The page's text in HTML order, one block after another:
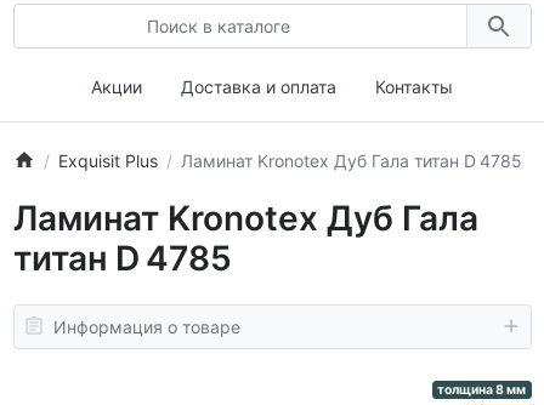
Акции Доставка и оплата Контакты
Exquisit Plus Ламинат Kronotex Дуб Гала титан D 4785
Ламинат Kronotex Дуб Гала
титан D 4785
Информация о товаре
толщина 8 мм